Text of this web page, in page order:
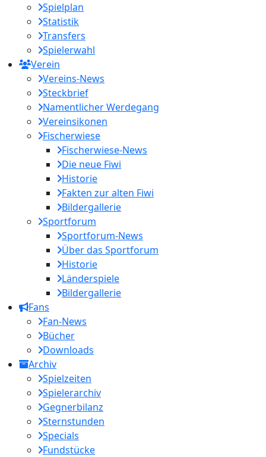
Spielplan
Statistik
Transfers
Spielerwahl
Verein
Vereins-News
Steckbrief
Namentlicher Werdegang
Vereinsikonen
Fischerwiese
Fischerwiese-News
Die neue Fiwi
Historie
Fakten zur alten Fiwi
Bildergallerie
Sportforum
Sportforum-News
Über das Sportforum
Historie
Länderspiele
Bildergallerie
Fans
Fan-News
Bücher
Downloads
Archiv
Spielzeiten
Spielerarchiv
Gegnerbilanz
Sternstunden
Specials
Fundstücke